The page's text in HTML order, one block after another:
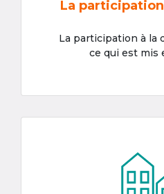
La
La participation à la
ce qui est mis